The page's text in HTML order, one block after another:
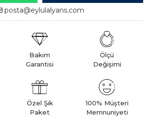
posta@eylulalyans.com
Bakım
Garantisi
Ölçü
Değişimi
Özel Şık
Paket
100% Müşteri
Memnuniyeti